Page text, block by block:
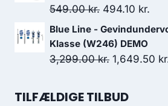
549.00kr. Den
oprindelige
pris
var:
494.10 kr.
er:
Blue Line -
Klasse (W246) DEMO
3,299.00kr. Den
pris
1,649.50
TILFÆLDIGE TILBUD